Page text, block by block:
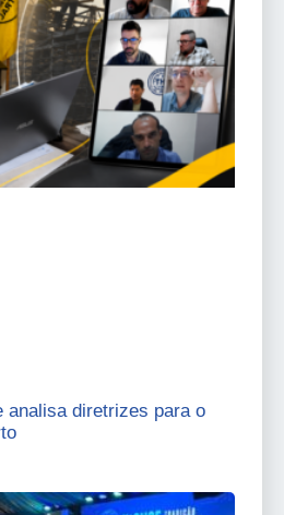
analisa diretrizes para o